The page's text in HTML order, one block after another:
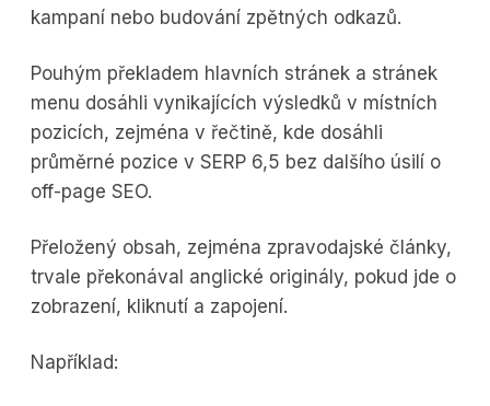
kampaní nebo budování zpětných odkazů.
Pouhým překladem hlavních stránek a stránek
menu dosáhli vynikajících výsledků v místních
pozicích, zejména v řečtině, kde dosáhli
průměrné pozice v SERP 6,5 bez dalšího úsilí o
off-page SEO.
Přeložený obsah, zejména zpravodajské články,
trvale překonával anglické originály, pokud jde o
zobrazení, kliknutí a zapojení.
Například: